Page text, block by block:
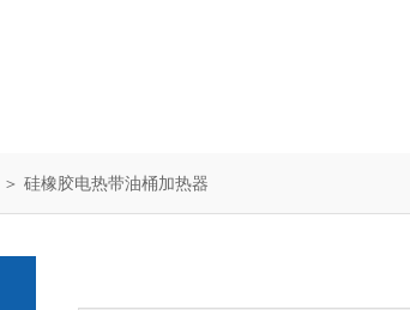
＞ 硅橡胶电热带油桶加热器